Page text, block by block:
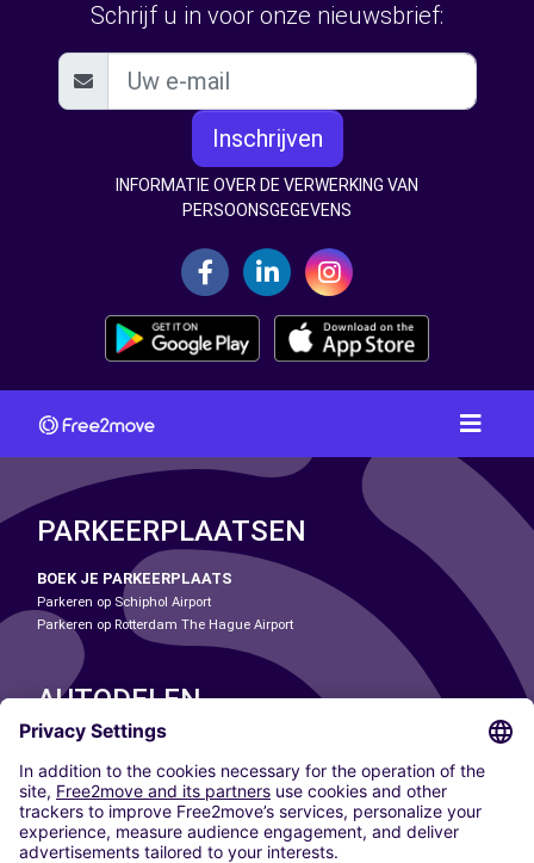
Schrijf u in voor onze nieuwsbrief:
Inschrijven
INFORMATIE OVER DE VERWERKING VAN
PERSOONSGEGEVENS
PARKEERPLAATSEN
BOEK JE PARKEERPLAATS
Parkeren op Schiphol Airport
Parkeren op Rotterdam The Hague Airport
AUTODELEN
ONZE STEDEN
Paris
Madrid
Washington DC
Milaan